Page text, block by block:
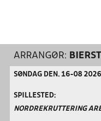
ARRANGØR:
SØNDAG DEN. 16-08 2026
SPILLESTED:
NORDREKRUTTERING